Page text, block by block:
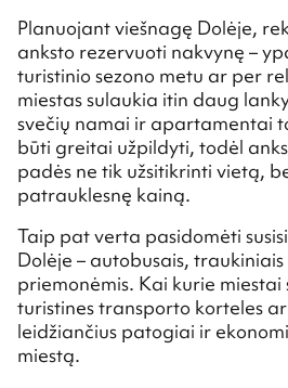
Planuojant viešnagę Dolėje,
anksto rezervuoti nakvynę –
turistinio sezono metu ar per
miestas sulaukia itin daug
svečių namai ir apartamentai
būti greitai užpildyti, todėl
padės ne tik užsitikrinti vietą,
patrauklesnę kainą.
Taip pat verta pasidomėti
Dolėje – autobusais,
priemonėmis. Kai kurie miestai
turistines transporto korteles
leidžiančius patogiai ir
miestą.